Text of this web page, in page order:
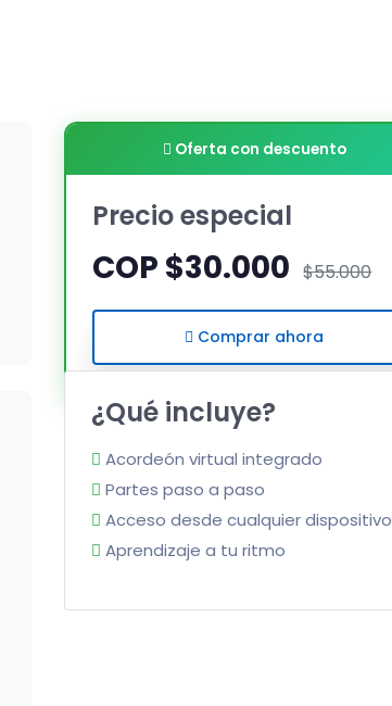
Oferta con descuento
Precio especial
COP $30.000 $55.000
Comprar ahora
¿Qué incluye?
Acordeón virtual integrado
Partes paso a paso
Acceso desde cualquier dispositivo
Aprendizaje a tu ritmo